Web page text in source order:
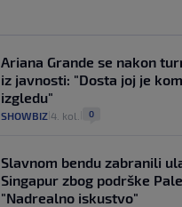
Ariana Grande se nakon
iz javnosti: "Dosta joj je
izgledu"
SHOWBIZ 4. kol. 0
Slavnom bendu zabranili
Singapur zbog podrške
"Nadrealno iskustvo"